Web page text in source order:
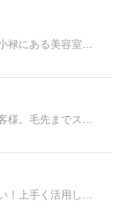
ブリーチしていても大丈夫！那覇市小禄にある美容室ヘアアクトにご相談下さい＾＾
他店でお断りされたブリーチ毛のお客様。毛先までストレートで毎日のお手入れが楽になりました！！
小規模企業共済は加入したほうがいい！上手く活用しましょう＾＾